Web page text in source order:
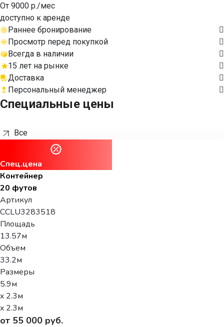
От 9000 р./мес
доступно к аренде
Раннее бронирование
Просмотр перед покупкой
Всегда в наличии
15 лет на рынке
Доставка
Персональный менеджер
Специальные цены
Все
Спец.цена
Контейнер
20 футов
Артикул
CCLU3283518
Площадь
13.57м
Объем
33.2м
Размеры
5.9м
x 2.3м
x 2.3м
от 55 000 руб.